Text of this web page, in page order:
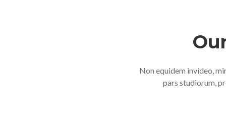
Non equidem invideo,
pars studiorum,